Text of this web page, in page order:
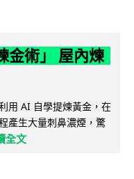
金術」 屋內煉
用 AI 自學提煉黃金，在
產生大量刺鼻濃煙，驚
全文